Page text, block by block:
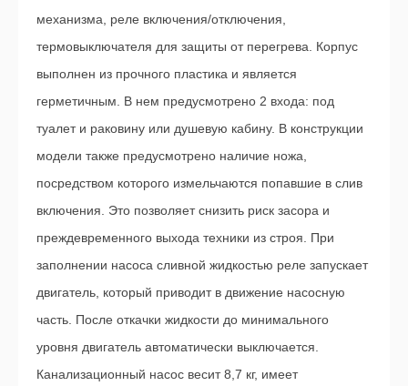
механизма, реле включения/отключения,
термовыключателя для защиты от перегрева. Корпус
выполнен из прочного пластика и является
герметичным. В нем предусмотрено 2 входа: под
туалет и раковину или душевую кабину. В конструкции
модели также предусмотрено наличие ножа,
посредством которого измельчаются попавшие в слив
включения. Это позволяет снизить риск засора и
преждевременного выхода техники из строя. При
заполнении насоса сливной жидкостью реле запускает
двигатель, который приводит в движение насосную
часть. После откачки жидкости до минимального
уровня двигатель автоматически выключается.
Канализационный насос весит 8,7 кг, имеет